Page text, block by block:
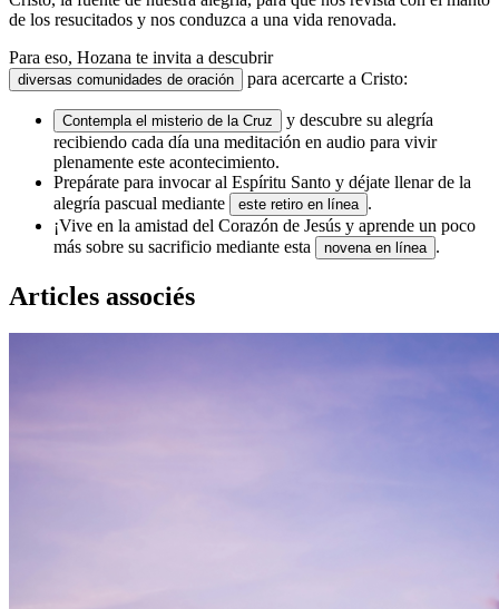
de los resucitados y nos conduzca a una vida renovada.
Para eso, Hozana te invita a descubrir
diversas comunidades de oración para acercarte a Cristo:
Contempla el misterio de la Cruz
y descubre su alegría
recibiendo cada día una meditación en audio para vivir
plenamente este acontecimiento.
Prepárate para invocar al Espíritu Santo y déjate llenar de la
alegría pascual mediante
este retiro en línea .
¡Vive en la amistad del Corazón de Jesús y aprende un poco
más sobre su sacrificio mediante esta
novena en línea .
Articles associés